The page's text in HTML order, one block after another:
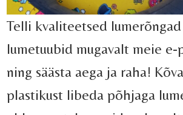
Telli kvaliteetsed
lumetuubid mugavalt meie e-
ning säästa aega ja raha!
plastikust libeda põhjaga